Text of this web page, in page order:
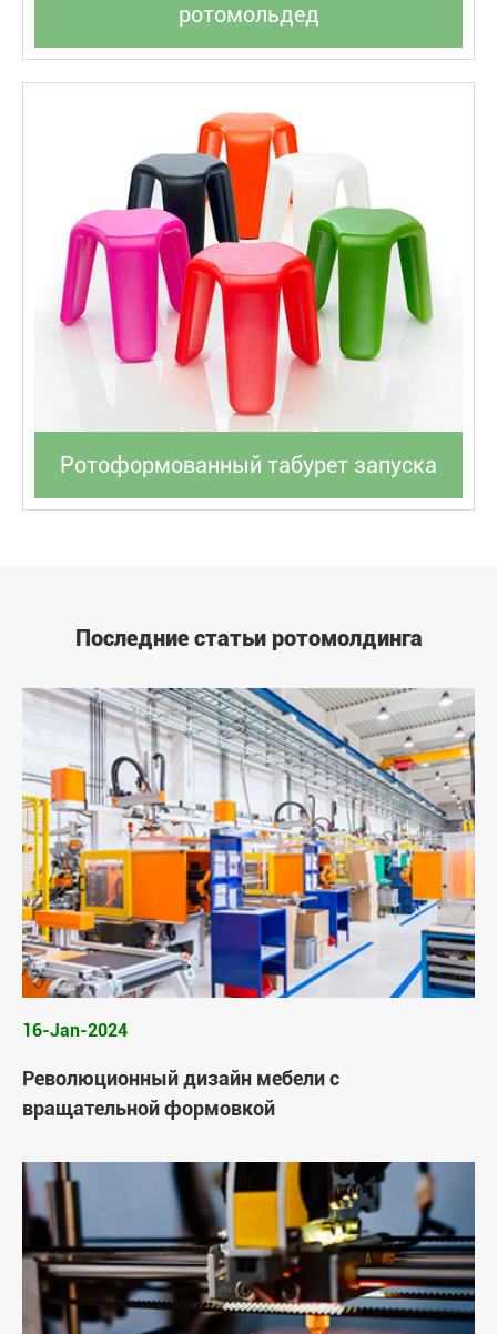
ротомольдед
Ротоформованный табурет запуска
Последние статьи ротомолдинга
16-Jan-2024
Революционный дизайн мебели с
вращательной формовкой